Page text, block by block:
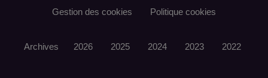
Gestion des cookies Politique cookies
Archives 2026 2025 2024 2023 2022